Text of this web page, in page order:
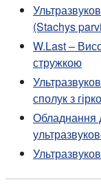
(Stachys
W.Last –
стружкою
сполук з
Обладнання